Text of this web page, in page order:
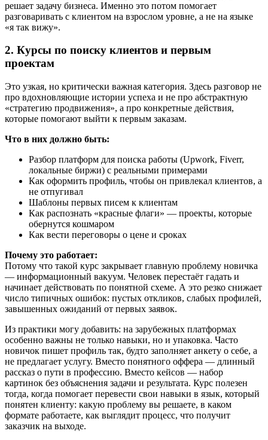
решает задачу бизнеса. Именно это потом помогает
разговаривать с клиентом на взрослом уровне, а не на языке
«я так вижу».
2. Курсы по поиску клиентов и первым
проектам
Это узкая, но критически важная категория. Здесь разговор не
про вдохновляющие истории успеха и не про абстрактную
«стратегию продвижения», а про конкретные действия,
которые помогают выйти к первым заказам.
Что в них должно быть:
Разбор платформ для поиска работы (Upwork, Fiverr,
локальные биржи) с реальными примерами
Как оформить профиль, чтобы он привлекал клиентов, а
не отпугивал
Шаблоны первых писем к клиентам
Как распознать «красные флаги» — проекты, которые
обернутся кошмаром
Как вести переговоры о цене и сроках
Почему это работает:
Потому что такой курс закрывает главную проблему новичка
— информационный вакуум. Человек перестаёт гадать и
начинает действовать по понятной схеме. А это резко снижает
число типичных ошибок: пустых откликов, слабых профилей,
завышенных ожиданий от первых заявок.
Из практики могу добавить: на зарубежных платформах
особенно важны не только навыки, но и упаковка. Часто
новичок пишет профиль так, будто заполняет анкету о себе, а
не предлагает услугу. Вместо понятного оффера — длинный
рассказ о пути в профессию. Вместо кейсов — набор
картинок без объяснения задачи и результата. Курс полезен
тогда, когда помогает перевести свои навыки в язык, который
понятен клиенту: какую проблему вы решаете, в каком
формате работаете, как выглядит процесс, что получит
заказчик на выходе.